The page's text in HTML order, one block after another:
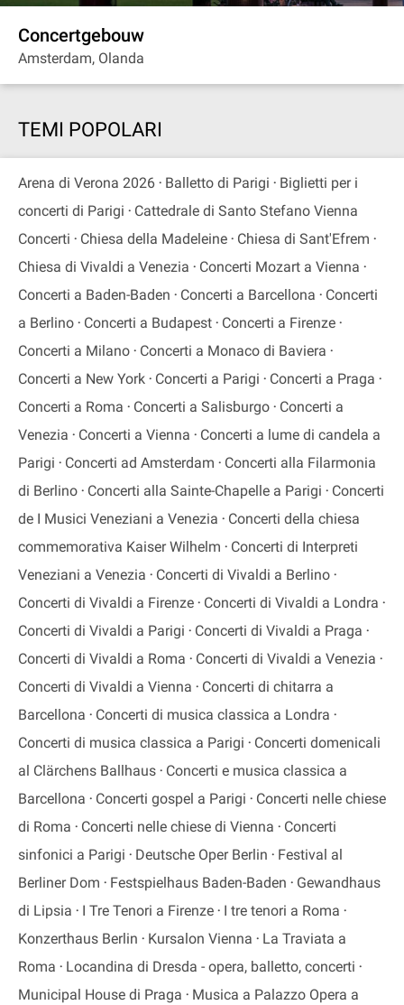
Concertgebouw
Amsterdam, Olanda
TEMI POPOLARI
Arena di Verona 2026 Balletto di Parigi
Biglietti per i
concerti di Parigi
Cattedrale di Santo Stefano Vienna
Concerti
Chiesa della Madeleine
Chiesa di Sant'Efrem
Chiesa di Vivaldi a Venezia
Concerti Mozart a Vienna
Concerti a Baden-Baden
Concerti a Barcellona
Concerti
a Berlino
Concerti a Budapest
Concerti a Firenze
Concerti a Milano
Concerti a Monaco di Baviera
Concerti a New York
Concerti a Parigi
Concerti a Praga
Concerti a Roma
Concerti a Salisburgo
Concerti a
Venezia
Concerti a Vienna
Concerti a lume di candela a
Parigi
Concerti ad Amsterdam
Concerti alla Filarmonia
di Berlino
Concerti alla Sainte-Chapelle a Parigi
Concerti
de I Musici Veneziani a Venezia
Concerti della chiesa
commemorativa Kaiser Wilhelm
Concerti di Interpreti
Veneziani a Venezia
Concerti di Vivaldi a Berlino
Concerti di Vivaldi a Firenze
Concerti di Vivaldi a Londra
Concerti di Vivaldi a Parigi
Concerti di Vivaldi a Praga
Concerti di Vivaldi a Roma
Concerti di Vivaldi a Venezia
Concerti di Vivaldi a Vienna
Concerti di chitarra a
Barcellona
Concerti di musica classica a Londra
Concerti di musica classica a Parigi
Concerti domenicali
al Clärchens Ballhaus
Concerti e musica classica a
Barcellona
Concerti gospel a Parigi
Concerti nelle chiese
di Roma
Concerti nelle chiese di Vienna
Concerti
sinfonici a Parigi
Deutsche Oper Berlin
Festival al
Berliner Dom
Festspielhaus Baden-Baden
Gewandhaus
di Lipsia
I Tre Tenori a Firenze
I tre tenori a Roma
Konzerthaus Berlin
Kursalon Vienna
La Traviata a
Roma
Locandina di Dresda - opera, balletto, concerti
Municipal House di Praga
Musica a Palazzo Opera a